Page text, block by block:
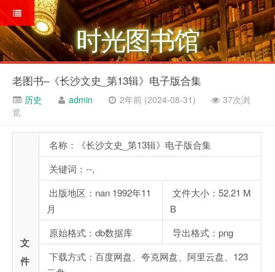
时光图书馆
老图书–《长沙文史_第13辑》电子版合集
历史 admin 2年前 (2024-08-31)
37次浏
览
文
件
名称：《长沙文史_第13辑》电子版合集
关键词：--,
出版地区：nan 1992年11
月
文件大小：52.21 M
B
原始格式：db数据库
导出格式：png
下载方式：百度网盘、夸克网盘、阿里云盘、123